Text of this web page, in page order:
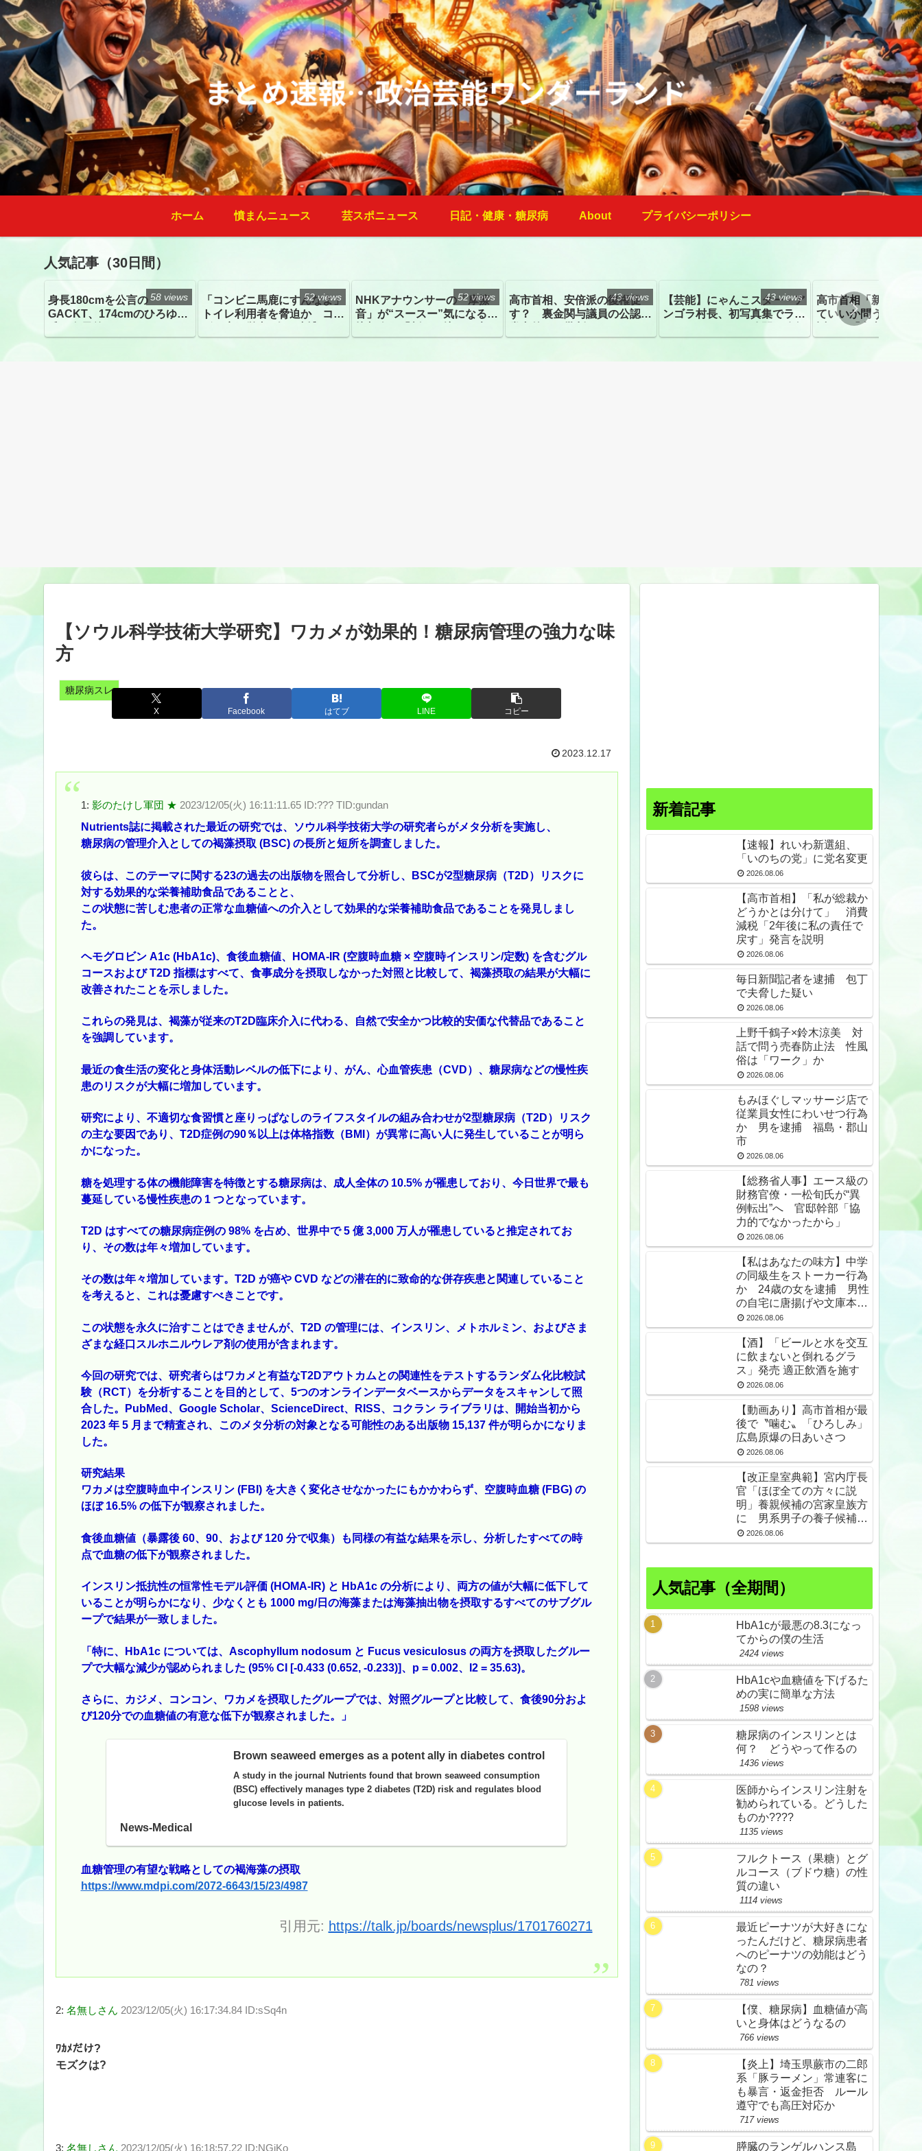
ホーム 憤まんニュース 芸スポニュース 日記・健康・糖尿病 About プライバシーポリシー
人気記事（30日間）
身長180cmを公言の
GACKT、174cmのひろゆき
トざわつき イベントでの写
58 views
「コンビニ馬鹿にすんなよ」
トイレ利用者を脅迫か コン
52 views
NHKアナウンサーの「摩擦
音」が“スースー”気になる指
聴こえる。聴きづらい」
52 views
高市首相、安倍派の復権促
す？ 裏金関与議員の公認、
43 views
【芸能】にゃんこスター・ア
ンゴラ村長、初写真集でラン
はデジタル写真集が異例の大
43 views
高市首相「新たな国
ていいか問う」 受
訴え！「高市自民に
【ソウル科学技術大学研究】ワカメが効果的！糖尿病管理の強力な味
方
糖尿病スレ
X Facebook はてブ LINE コピー
2023.12.17
1: 影のたけし軍団 ★ 2023/12/05(火) 16:11:11.65 ID:??? TID:gundan
Nutrients誌に掲載された最近の研究では、ソウル科学技術大学の研究者らがメタ分析を実施し、
糖尿病の管理介入としての褐藻摂取 (BSC) の長所と短所を調査しました。
彼らは、このテーマに関する23の過去の出版物を照合して分析し、BSCが2型糖尿病（T2D）リスクに
対する効果的な栄養補助食品であることと、
この状態に苦しむ患者の正常な血糖値への介入として効果的な栄養補助食品であることを発見しまし
た。
ヘモグロビン A1c (HbA1c)、食後血糖値、HOMA-IR (空腹時血糖 × 空腹時インスリン/定数) を含むグル
コースおよび T2D 指標はすべて、食事成分を摂取しなかった対照と比較して、褐藻摂取の結果が大幅に
改善されたことを示しました。
これらの発見は、褐藻が従来のT2D臨床介入に代わる、自然で安全かつ比較的安価な代替品であること
を強調しています。
最近の食生活の変化と身体活動レベルの低下により、がん、心血管疾患（CVD）、糖尿病などの慢性疾
患のリスクが大幅に増加しています。
研究により、不適切な食習慣と座りっぱなしのライフスタイルの組み合わせが2型糖尿病（T2D）リスク
の主な要因であり、T2D症例の90％以上は体格指数（BMI）が異常に高い人に発生していることが明ら
かになった。
糖を処理する体の機能障害を特徴とする糖尿病は、成人全体の 10.5% が罹患しており、今日世界で最も
蔓延している慢性疾患の 1 つとなっています。
T2D はすべての糖尿病症例の 98% を占め、世界中で 5 億 3,000 万人が罹患していると推定されてお
り、その数は年々増加しています。
その数は年々増加しています。T2D が癌や CVD などの潜在的に致命的な併存疾患と関連していること
を考えると、これは憂慮すべきことです。
この状態を永久に治すことはできませんが、T2D の管理には、インスリン、メトホルミン、およびさま
ざまな経口スルホニルウレア剤の使用が含まれます。
今回の研究では、研究者らはワカメと有益なT2Dアウトカムとの関連性をテストするランダム化比較試
験（RCT）を分析することを目的として、5つのオンラインデータベースからデータをスキャンして照
合した。PubMed、Google Scholar、ScienceDirect、RISS、コクラン ライブラリは、開始当初から
2023 年 5 月まで精査され、このメタ分析の対象となる可能性のある出版物 15,137 件が明らかになりま
した。
研究結果
ワカメは空腹時血中インスリン (FBI) を大きく変化させなかったにもかかわらず、空腹時血糖 (FBG) の
ほぼ 16.5% の低下が観察されました。
食後血糖値（暴露後 60、90、および 120 分で収集）も同様の有益な結果を示し、分析したすべての時
点で血糖の低下が観察されました。
インスリン抵抗性の恒常性モデル評価 (HOMA-IR) と HbA1c の分析により、両方の値が大幅に低下して
いることが明らかになり、少なくとも 1000 mg/日の海藻または海藻抽出物を摂取するすべてのサブグル
ープで結果が一致しました。
「特に、HbA1c については、Ascophyllum nodosum と Fucus vesiculosus の両方を摂取したグルー
プで大幅な減少が認められました (95% CI [-0.433 (0.652, -0.233)]、p = 0.002、I2 = 35.63)。
さらに、カジメ、コンコン、ワカメを摂取したグループでは、対照グループと比較して、食後90分およ
び120分での血糖値の有意な低下が観察されました。」
Brown seaweed emerges as a potent ally in diabetes control
A study in the journal Nutrients found that brown seaweed consumption
(BSC) effectively manages type 2 diabetes (T2D) risk and regulates blood
glucose levels in patients.
News-Medical
血糖管理の有望な戦略としての褐海藻の摂取
https://www.mdpi.com/2072-6643/15/23/4987
引用元: https://talk.jp/boards/newsplus/1701760271
2: 名無しさん 2023/12/05(火) 16:17:34.84 ID:sSq4n
ﾜｶﾒだけ?
モズクは?
3: 名無しさん 2023/12/05(火) 16:18:57.22 ID:NGjKo
新着記事
【速報】れいわ新選組、
「いのちの党」に党名変更
2026.08.06
【高市首相】「私が総裁か
どうかとは分けて」 消費
減税「2年後に私の責任で
戻す」発言を説明
2026.08.06
毎日新聞記者を逮捕 包丁
で夫脅した疑い
2026.08.06
上野千鶴子×鈴木涼美 対
話で問う売春防止法 性風
俗は「ワーク」か
2026.08.06
もみほぐしマッサージ店で
従業員女性にわいせつ行為
か 男を逮捕 福島・郡山
市
2026.08.06
【総務省人事】エース級の
財務官僚・一松旬氏が“異
例転出”へ 官邸幹部「協
力的でなかったから」
2026.08.06
【私はあなたの味方】中学
の同級生をストーカー行為
か 24歳の女を逮捕 男性
の自宅に唐揚げや文庫本な
ど繰り返し届ける / 兵庫県
★2
2026.08.06
【酒】「ビールと水を交互
に飲まないと倒れるグラ
ス」発売 適正飲酒を施す
2026.08.06
【動画あり】高市首相が最
後で〝噛む〟「ひろしみ」
広島原爆の日あいさつ
2026.08.06
【改正皇室典範】宮内庁長
官「ほぼ全ての方々に説
明」養親候補の宮家皇族方
に 男系男子の養子候補は
「把握せず」
2026.08.06
人気記事（全期間）
HbA1cが最悪の8.3になっ
てからの僕の生活
2424 views
HbA1cや血糖値を下げるた
めの実に簡単な方法
1598 views
糖尿病のインスリンとは
何？ どうやって作るの
1436 views
医師からインスリン注射を
勧められている。どうした
ものか????
1135 views
フルクトース（果糖）とグ
ルコース（ブドウ糖）の性
質の違い
1114 views
最近ピーナツが大好きにな
ったんだけど、糖尿病患者
へのピーナツの効能はどう
なの？
781 views
【僕、糖尿病】血糖値が高
いと身体はどうなるの
766 views
【炎上】埼玉県蕨市の二郎
系「豚ラーメン」常連客に
も暴言・返金拒否 ルール
遵守でも高圧対応か
717 views
膵臓のランゲルハンス島